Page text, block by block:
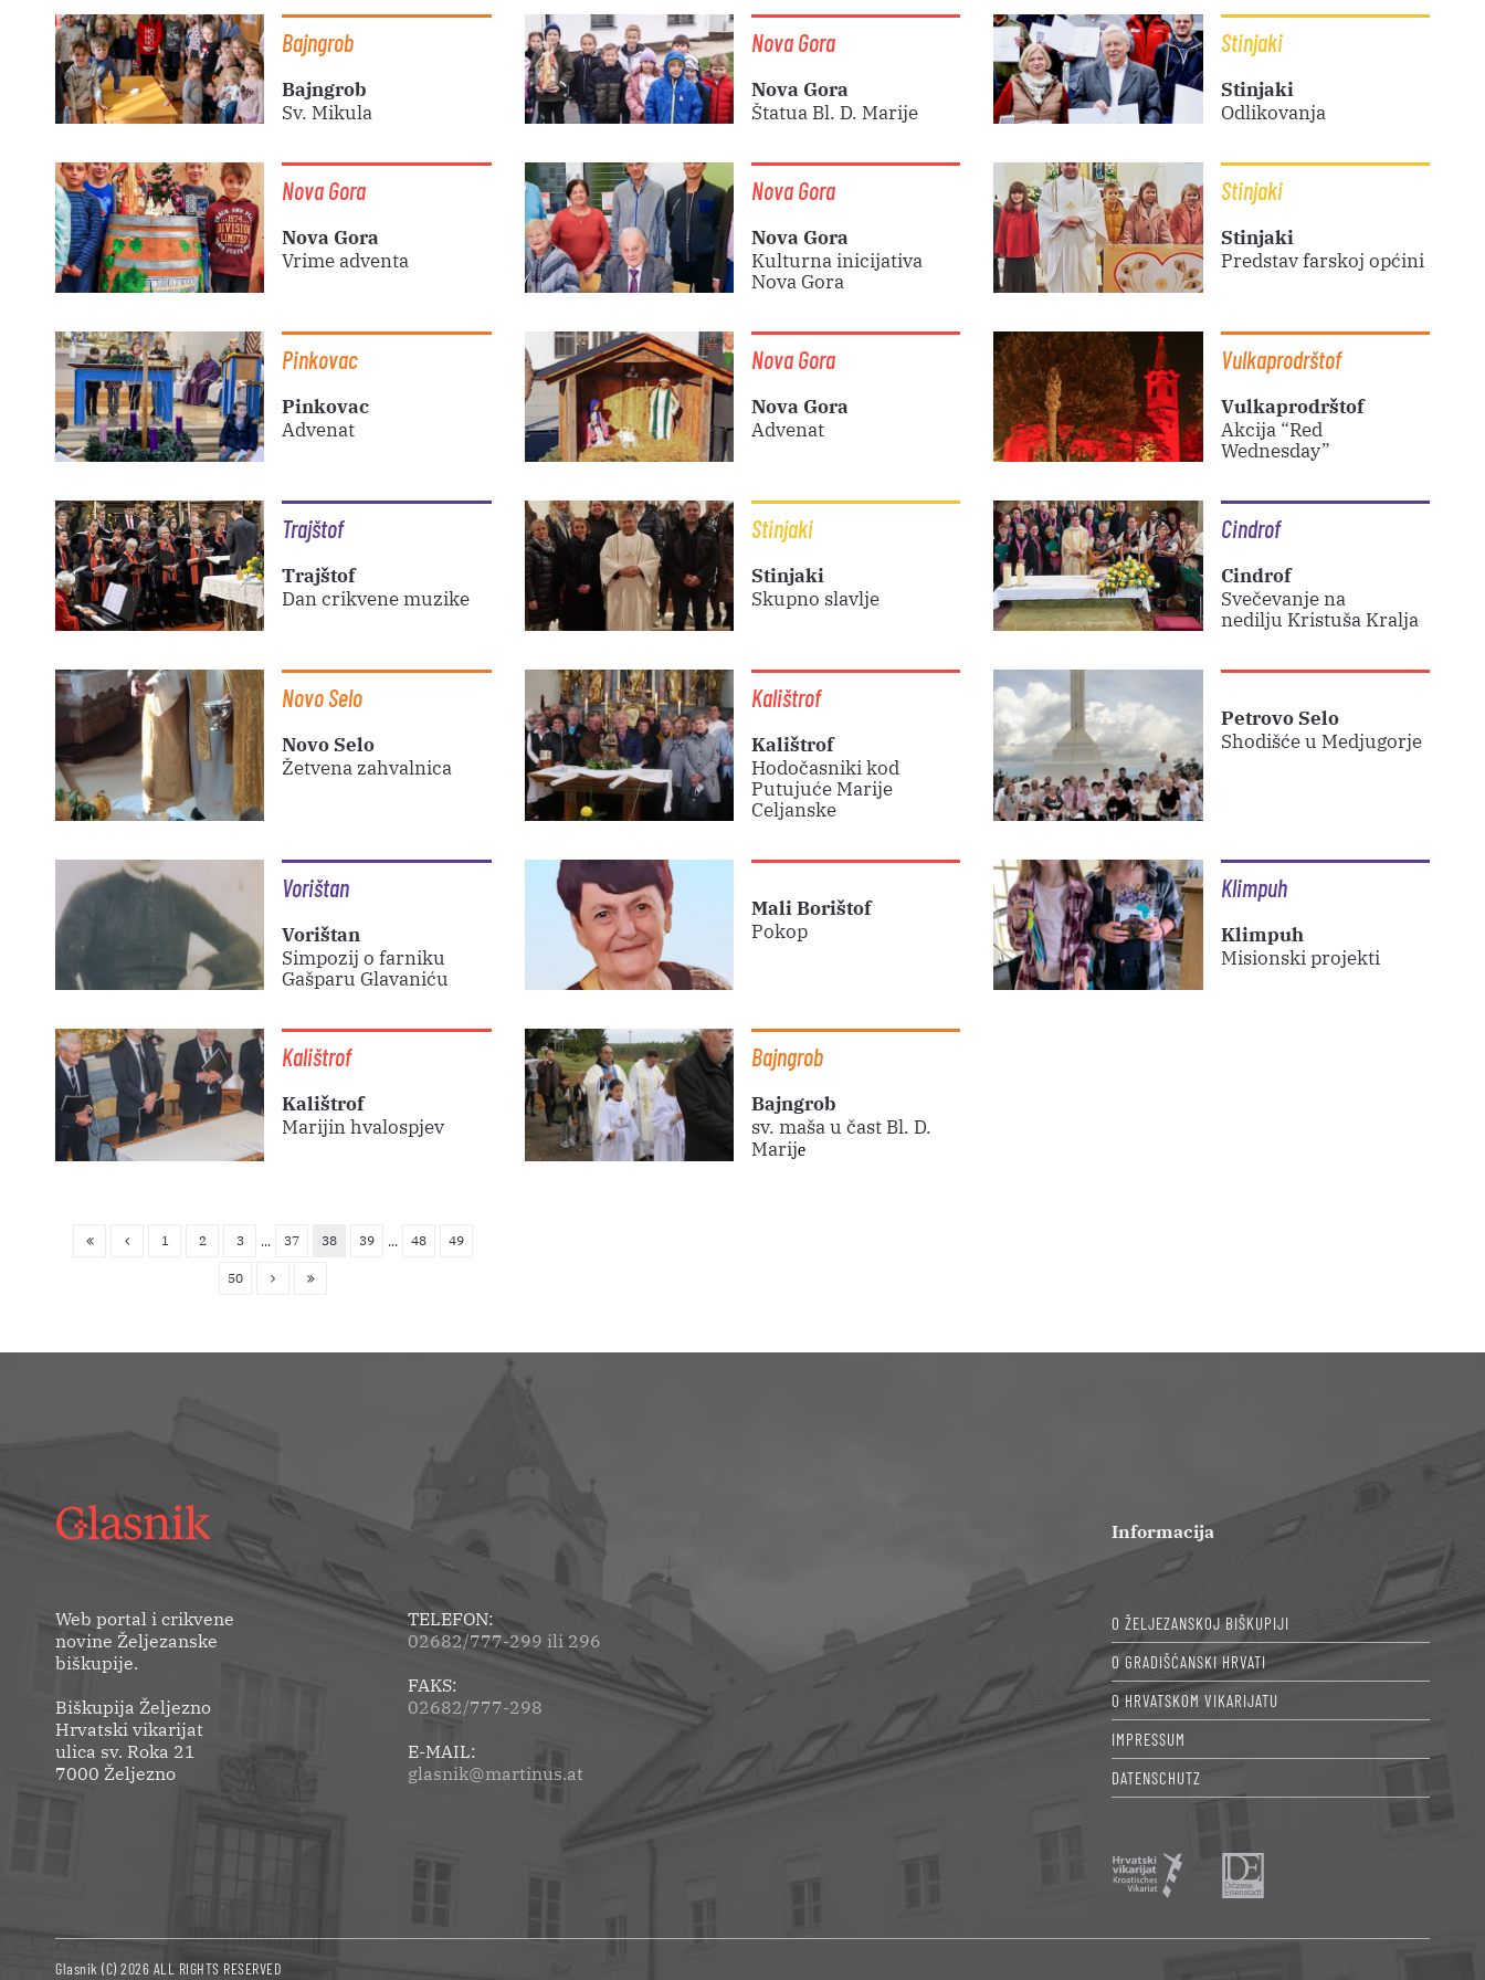
Bajngrob
Bajngrob
Sv. Mikula
Nova Gora
Nova Gora
Štatua Bl. D. Marije
Stinjaki
Stinjaki
Odlikovanja
Nova Gora
Nova Gora
Vrime adventa
Nova Gora
Nova Gora
Kulturna inicijativa
Nova Gora
Stinjaki
Stinjaki
Predstav farskoj općini
Pinkovac
Pinkovac
Advenat
Nova Gora
Nova Gora
Advenat
Vulkaprodrštof
Vulkaprodrštof
Akcija “Red
Wednesday”
Trajštof
Trajštof
Dan crikvene muzike
Stinjaki
Stinjaki
Skupno slavlje
Cindrof
Cindrof
Svečevanje na
nedilju Kristuša Kralja
Novo Selo
Novo Selo
Žetvena zahvalnica
Kalištrof
Kalištrof
Hodočasniki kod
Putujuće Marije
Celjanske
Petrovo Selo
Shodišće u Medjugorje
Vorištan
Vorištan
Simpozij o farniku
Gašparu Glavaniću
Mali Borištof
Pokop
Klimpuh
Klimpuh
Misionski projekti
Kalištrof
Kalištrof
Marijin hvalospjev
Bajngrob
Bajngrob
sv. maša u čast Bl. D.
Marije
1 2 3 ... 37 38 39 ... 48 49
50
Web portal i crikvene
novine Željezanske
biškupije.
Biškupija Željezno
Hrvatski vikarijat
ulica sv. Roka 21
7000 Željezno
TELEFON:
02682/777-299 ili 296
FAKS:
02682/777-298
E-MAIL:
glasnik@martinus.at
Informacija
O ŽELJEZANSKOJ BIŠKUPIJI
O GRADIŠĆANSKI HRVATI
O HRVATSKOM VIKARIJATU
IMPRESSUM
DATENSCHUTZ
Glasnik (C) 2026 ALL RIGHTS RESERVED